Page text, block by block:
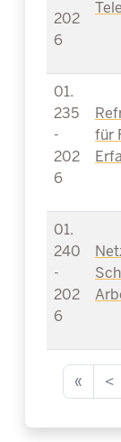
202
6
01.
235
-
202
6
für
01.
240
-
202
6
« <